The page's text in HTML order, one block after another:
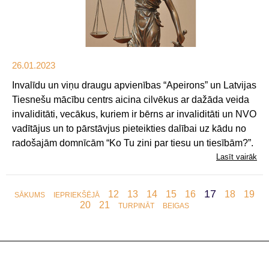
26.01.2023
Invalīdu un viņu draugu apvienības “Apeirons” un Latvijas
Tiesnešu mācību centrs aicina cilvēkus ar dažāda veida
invaliditāti, vecākus, kuriem ir bērns ar invaliditāti un NVO
vadītājus un to pārstāvjus pieteikties dalībai uz kādu no
radošajām domnīcām “Ko Tu zini par tiesu un tiesībām?”.
Lasīt vairāk
SĀKUMS IEPRIEKŠĒJĀ 12 13 14 15 16 17 18
19
20
21 TURPINĀT BEIGAS